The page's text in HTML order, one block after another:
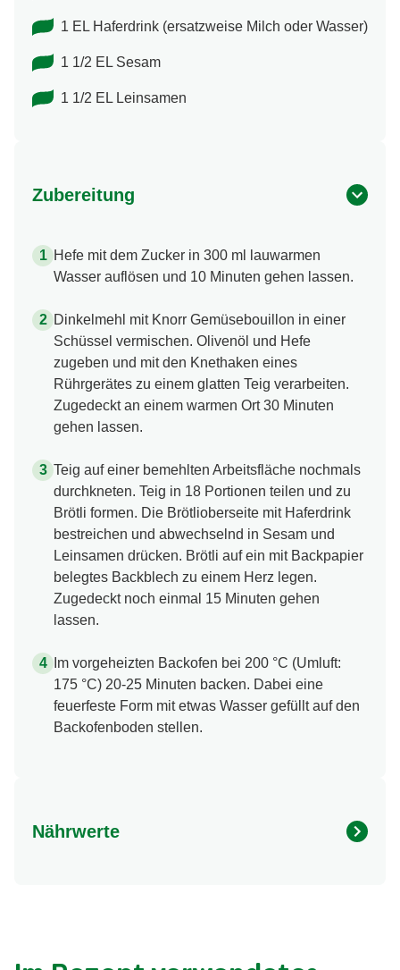
1 EL Haferdrink (ersatzweise Milch oder Wasser)
1 1/2 EL Sesam
1 1/2 EL Leinsamen
Zubereitung
Hefe mit dem Zucker in 300 ml lauwarmen
Wasser auflösen und 10 Minuten gehen lassen.
Dinkelmehl mit Knorr Gemüsebouillon in einer
Schüssel vermischen. Olivenöl und Hefe
zugeben und mit den Knethaken eines
Rührgerätes zu einem glatten Teig verarbeiten.
Zugedeckt an einem warmen Ort 30 Minuten
gehen lassen.
Teig auf einer bemehlten Arbeitsfläche nochmals
durchkneten. Teig in 18 Portionen teilen und zu
Brötli formen. Die Brötlioberseite mit Haferdrink
bestreichen und abwechselnd in Sesam und
Leinsamen drücken. Brötli auf ein mit Backpapier
belegtes Backblech zu einem Herz legen.
Zugedeckt noch einmal 15 Minuten gehen
lassen.
Im vorgeheizten Backofen bei 200 °C (Umluft:
175 °C) 20-25 Minuten backen. Dabei eine
feuerfeste Form mit etwas Wasser gefüllt auf den
Backofenboden stellen.
Nährwerte